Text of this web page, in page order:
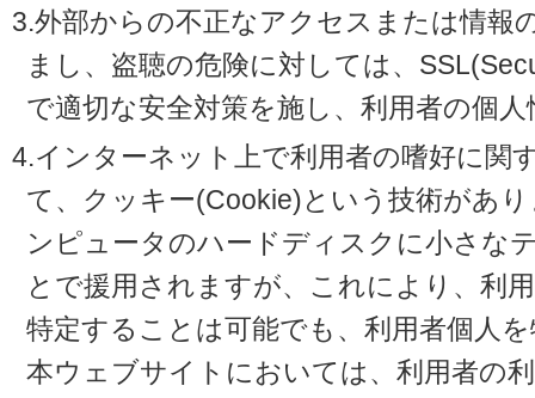
3.外部からの不正なアクセスまたは情報
まし、盗聴の危険に対しては、
で適切な安全対策を施し、利用者の個
4.インターネット上で利用者の嗜好に関
て、クッキー(Cookie)という技術があ
ンピュータのハードディスクに小さな
とで援用されますが、これにより、利
特定することは可能でも、利用者個人
本ウェブサイトにおいては、利用者の